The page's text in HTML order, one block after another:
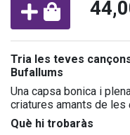
Tria les teves
Bufallums
Una capsa bonica i
criatures amants de les
Què hi trobaràs